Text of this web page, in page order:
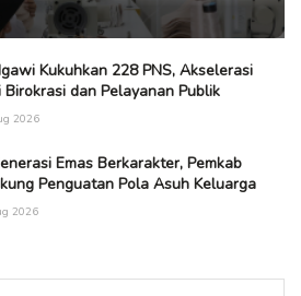
Kukuhkan 228 PNS, Akselerasi
Birokrasi dan Pelayanan Publik
2026
Emas Berkarakter, Pemkab
Penguatan Pola Asuh Keluarga
2026